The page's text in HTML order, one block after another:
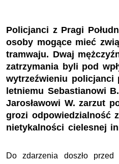
Policjanci z Pragi
osoby mogące mieć
tramwaju. Dwaj
zatrzymania byli pod
wytrzeźwieniu policjanci
letniemu Sebastianowi
Jarosławowi W. zarzut
grozi odpowiedzialność
nietykalności cielesnej
Do zdarzenia doszło przed